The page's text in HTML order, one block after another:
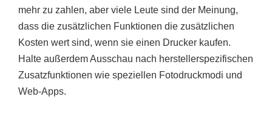
mehr zu zahlen, aber viele Leute sind der Meinung,
dass die zusätzlichen Funktionen die zusätzlichen
Kosten wert sind, wenn sie einen Drucker kaufen.
Halte außerdem Ausschau nach herstellerspezifischen
Zusatzfunktionen wie speziellen Fotodruckmodi und
Web-Apps.